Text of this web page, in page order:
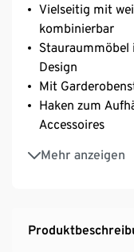
Vielseitig mit
kombinierbar
Stauraummöbel
Design
Mit
Haken zum
Accessoires
Mehr anzeigen
Eleganter
Korpus,
Robuster,